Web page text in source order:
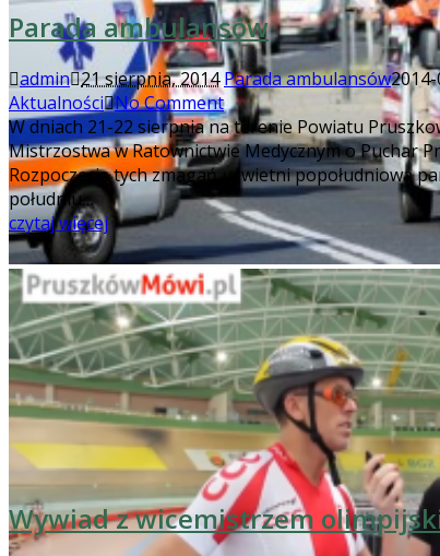
Parada ambulansów
admin 21 sierpnia, 2014 Parada ambulansów
Aktualności No Comment
W dniach 21-22 sierpnia na terenie Powiatu
Mistrzostwa w Ratownictwie Medycznym o Puchar
Rozpoczęcie tych zmagań uświetni popołudniowa
południu…
czytaj więcej
Wywiad z wicemistrzem